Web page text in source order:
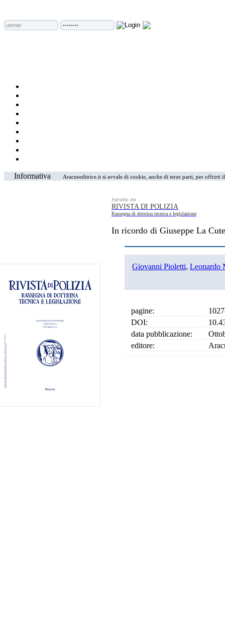
Informativa Aracneeditrice.it si avvale di cookie, anche di terze parti, per
Estratto da
RIVISTA DI POLIZIA
Rassegna di dottrina tecnica e legislazione
In ricordo di Giuseppe La Cute
Giovanni Pioletti, Leonardo
pagine:
DOI:
data pubblicazione:
editore: